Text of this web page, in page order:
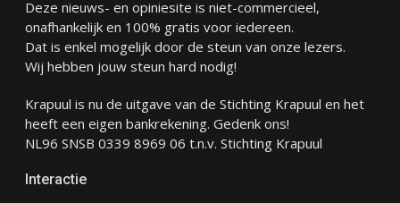
Deze nieuws- en opiniesite is niet-commercieel,
onafhankelijk en 100% gratis voor iedereen.
Dat is enkel mogelijk door de steun van onze lezers.
Wij hebben jouw steun hard nodig!
Krapuul is nu de uitgave van de Stichting Krapuul en het
heeft een eigen bankrekening. Gedenk ons!
NL96 SNSB 0339 8969 06 t.n.v. Stichting Krapuul
Interactie